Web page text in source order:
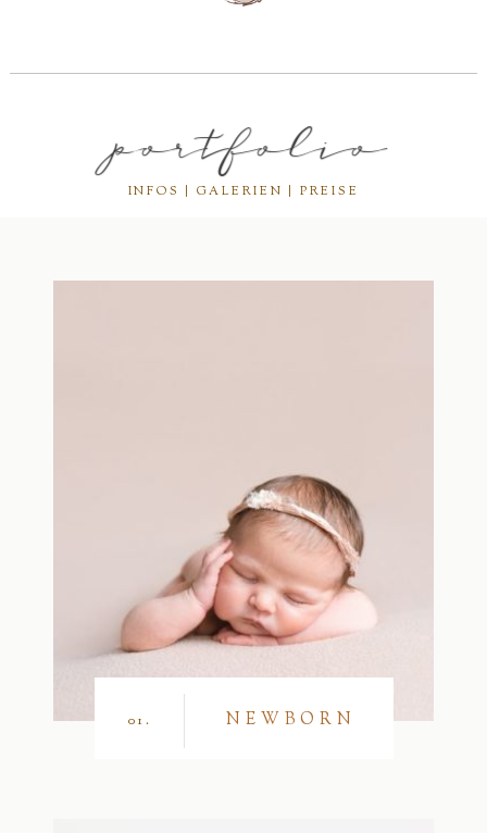
INFOS | GALERIEN | PREISE
portfolio
NEWBORN
01.